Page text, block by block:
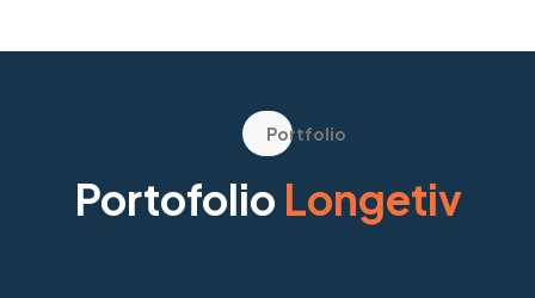
Portfolio
Portofolio Longetiv